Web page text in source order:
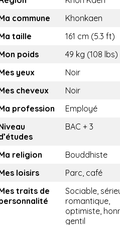
commune
Khonkaen
taille
161 cm (5.3 ft)
poids
49 kg (108 lbs)
yeux
Noir
cheveux
Noir
profession
Employé
BAC + 3
religion
Bouddhiste
loisirs
Parc, café
traits de
Sociable,
romantique,
optimiste,
gentil